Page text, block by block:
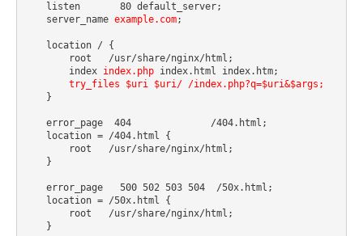
    server_name
example.com;
        index
index.php index.html index.htm;
try_files $uri $uri/ /index.php?q=$uri&$args;